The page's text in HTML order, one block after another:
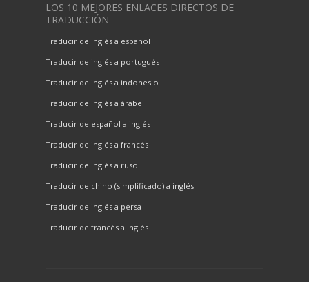
LOS 10 MEJORES ENLACES DIRECTOS DE
TRADUCCIÓN
Traducir de inglés a español
Traducir de inglés a portugués
Traducir de inglés a indonesio
Traducir de inglés a árabe
Traducir de español a inglés
Traducir de inglés a francés
Traducir de inglés a ruso
Traducir de chino (simplificado) a inglés
Traducir de inglés a persa
Traducir de francés a inglés